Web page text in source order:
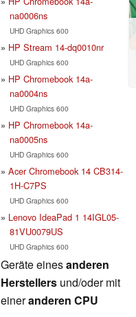
na0006ns
UHD Graphics 600
HP Stream 14-dq0010nr
UHD Graphics 600
HP Chromebook 14a-
na0004ns
UHD Graphics 600
HP Chromebook 14a-
na0005ns
UHD Graphics 600
Acer Chromebook 14 CB314-
1H-C7PS
UHD Graphics 600
Lenovo IdeaPad 1 14IGL05-
81VU0079US
UHD Graphics 600
Geräte einesanderen
Herstellers und/oder mit
eineranderen CPU